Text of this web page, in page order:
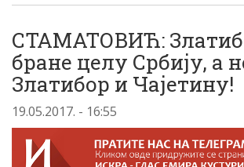
СТАМАТОВИЋ:
бране целу Србију, а
Златибор и Чајетину!
19.05.2017. - 16:55